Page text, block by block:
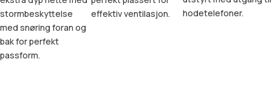
stormbeskyttelse
med snøring foran og
bak for perfekt
passform.
effektiv ventilasjon.
hodetelefoner.